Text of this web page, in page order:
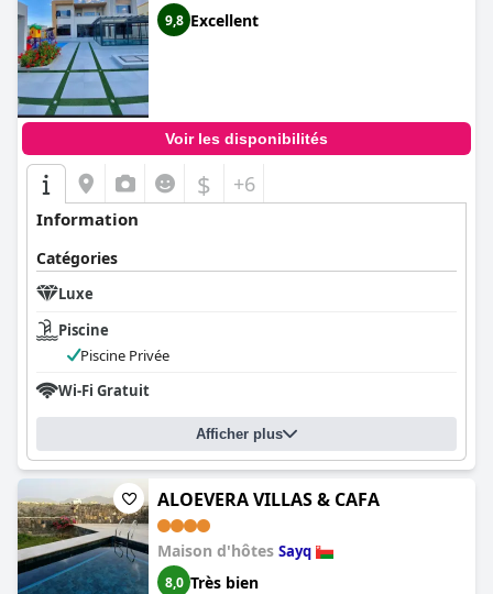
9,8 Excellent
Voir les disponibilités
$ +6
Information
Catégories
Luxe
Piscine
Piscine Privée
Wi-Fi Gratuit
Afficher plus
ALOEVERA VILLAS & CAFA
Maison d'hôtes Sayq
8,0 Très bien